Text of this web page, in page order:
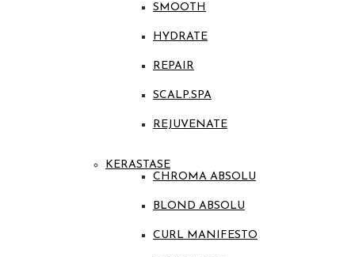
SMOOTH
HYDRATE
REPAIR
SCALP.SPA
REJUVENATE
KERASTASE
CHROMA ABSOLU
BLOND ABSOLU
CURL MANIFESTO